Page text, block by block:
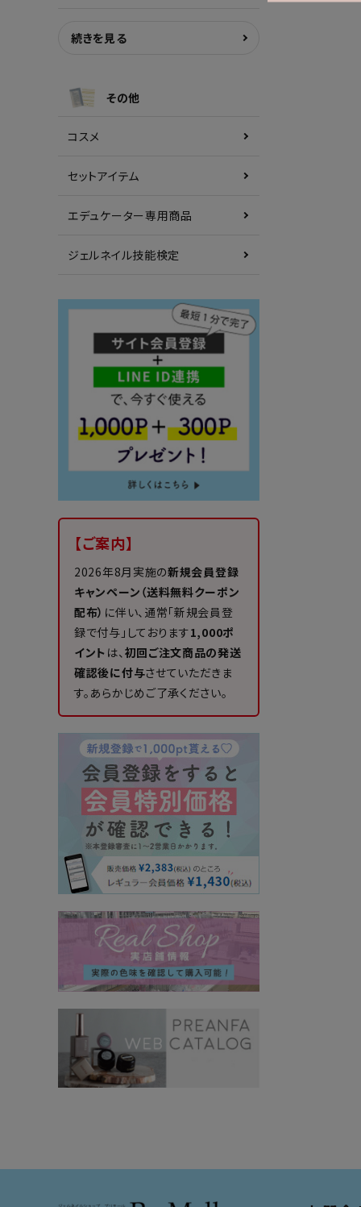
続きを見る
その他
コスメ
セットアイテム
エデュケーター専用商品
ジェルネイル技能検定
【ご案内】
2026年8月実施の新規会員登録
キャンペーン（送料無料クーポン
配布） に伴い、通常「新規会員登
録で付与」しております1,000ポ
イント は、初回ご注文商品の発送
確認後に付与させていただきま
す。あらかじめご了承ください。